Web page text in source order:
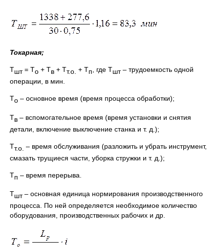
Токарная;
Тшт= То + Тв + Тт.о. + Тп, где Тшт– трудоемкость одной
операции, в мин.
То – основное время (время процесса обработки);
Тв – вспомогательное время (время установки и снятия
детали, включение выключение станка и т. д.);
Тт.о. – время обслуживания (разложить и убрать инструмент,
смазать трущиеся части, уборка стружки и т. д.);
Тп – время перерыва.
Тшт– основная единица нормирования производственного
процесса. По ней определяется необходимое количество
оборудования, производственных рабочих и др.